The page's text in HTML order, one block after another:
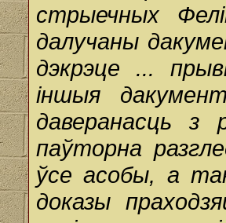
стрыечных
далучаны
дэкрэце ...
іншыя
даверанасць з
паўторна
ўсе асобы, а
доказы